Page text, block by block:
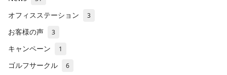
オフィスステーション 3
お客様の声 3
キャンペーン 1
ゴルフサークル 6